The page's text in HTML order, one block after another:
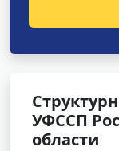
УФССП
области